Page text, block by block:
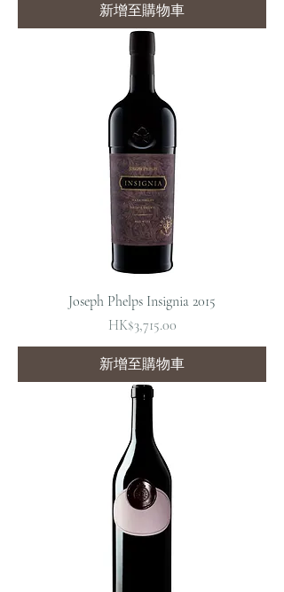
新增至購物車
Joseph Phelps Insignia 2015
價格
HK$3,715.00
新增至購物車